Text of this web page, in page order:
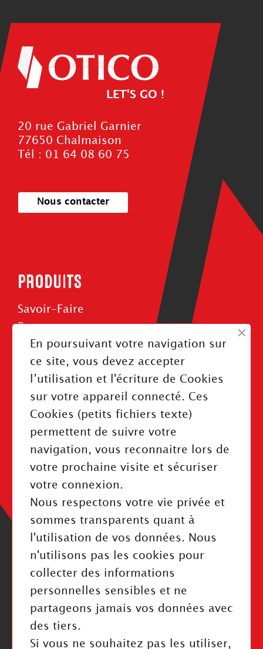
LET'S GO !
20 rue Gabriel Garnier
77650 Chalmaison
Tél : 01 64 08 60 75
Nous contacter
PRODUITS
Savoir-Faire
Roues
Rouleaux
Courroies
INFORMATIONS
Mentions légales
Politique de confidentialité
Index Égalité Professionnelle
Cookies
RESTEZ INFORMÉ
En poursuivant votre navigation sur
ce site, vous devez accepter
l’utilisation et l'écriture de Cookies
sur votre appareil connecté. Ces
Cookies (petits fichiers texte)
permettent de suivre votre
navigation, vous reconnaitre lors de
votre prochaine visite et sécuriser
votre connexion.
Nous respectons votre vie privée et
sommes transparents quant à
l'utilisation de vos données. Nous
n'utilisons pas les cookies pour
collecter des informations
personnelles sensibles et ne
partageons jamais vos données avec
des tiers.
Si vous ne souhaitez pas les utiliser,